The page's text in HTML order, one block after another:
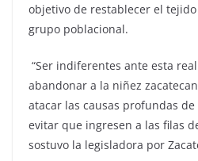
objetivo de restablecer el
grupo poblacional.
“Ser indiferentes ante esta
abandonar a la niñez
atacar las causas profundas
evitar que ingresen a las filas
sostuvo la legisladora por